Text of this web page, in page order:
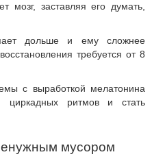
мозг, заставляя его думать,
дольше и ему сложнее
требуется от 8
с выработкой мелатонина
циркадных ритмов и стать
мусором